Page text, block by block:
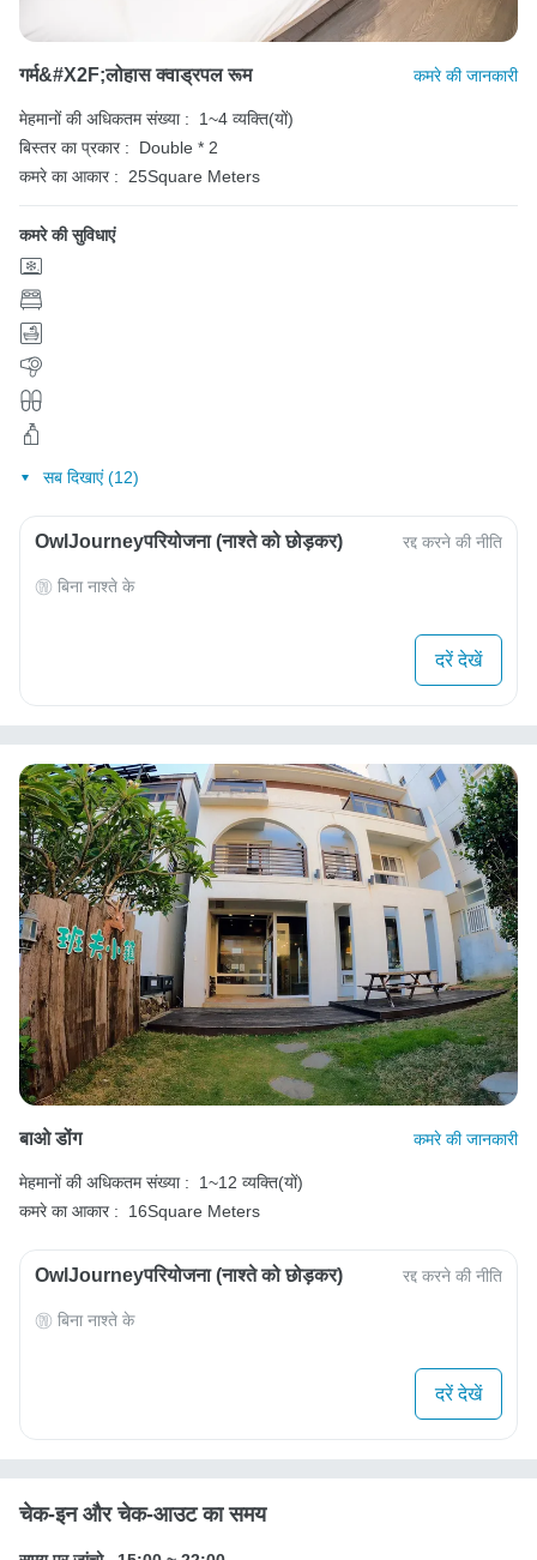
गर्म&#x2F;लोहास क्वाड्रपल रूम कमरे की जानकारी
मेहमानों की अधिकतम संख्या :
1~4 व्यक्ति(यों)
बिस्तर का प्रकार :
Double * 2
कमरे का आकार :
25Square Meters
कमरे की सुविधाएं
सब दिखाएं (12)
OwlJourneyपरियोजना (नाश्ते को छोड़कर) रद्द करने की नीति
बिना नाश्ते के
दरें देखें
बाओ डोंग कमरे की जानकारी
मेहमानों की अधिकतम संख्या :
1~12 व्यक्ति(यों)
कमरे का आकार :
16Square Meters
OwlJourneyपरियोजना (नाश्ते को छोड़कर) रद्द करने की नीति
बिना नाश्ते के
दरें देखें
चेक-इन और चेक-आउट का समय